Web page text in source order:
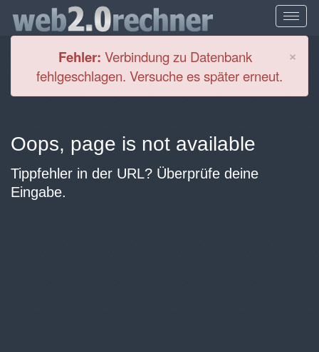
×
Fehler: Verbindung zu Datenbank
fehlgeschlagen. Versuche es später erneut.
Oops, page is not available
Tippfehler in der URL? Überprüfe deine
Eingabe.